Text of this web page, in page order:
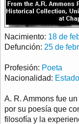
Nacimiento: 18 de
Defunción: 25 de
Profesión: Poeta
Nacionalidad:
A. R. Ammons fue un
por su poesía que
filosofía y la